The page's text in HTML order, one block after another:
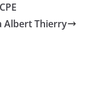
Albert Thierry